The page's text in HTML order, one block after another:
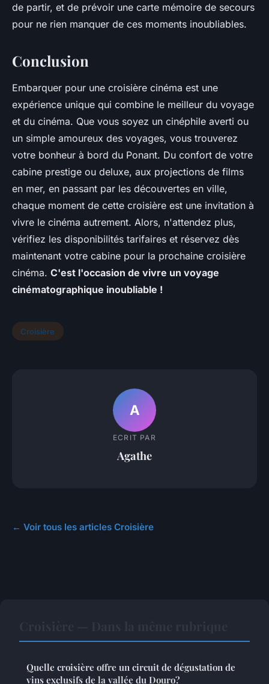
de partir, et de prévoir une carte mémoire de secours
pour ne rien manquer de ces moments inoubliables.
Conclusion
Embarquer pour une croisière cinéma est une
expérience unique qui combine le meilleur du voyage
et du cinéma. Que vous soyez un cinéphile averti ou
un simple amoureux des voyages, vous trouverez
votre bonheur à bord du Ponant. Du confort de votre
cabine prestige ou deluxe, aux projections de films
en mer, en passant par les découvertes en ville,
chaque moment de cette croisière est une invitation à
vivre le cinéma autrement. Alors, n'attendez plus,
vérifiez les disponibilités tarifaires et réservez dès
maintenant votre cabine pour la prochaine croisière
cinéma. C'est l'occasion de vivre un voyage
cinématographique inoubliable !
Croisière
A
ECRIT PAR
Agathe
← Voir tous les articles Croisière
Quelle croisière offre un circuit de dégustation de
vins exclusifs de la vallée du Douro?